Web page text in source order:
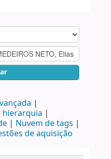
hierarquia
Nuvem de tags
de aquisição